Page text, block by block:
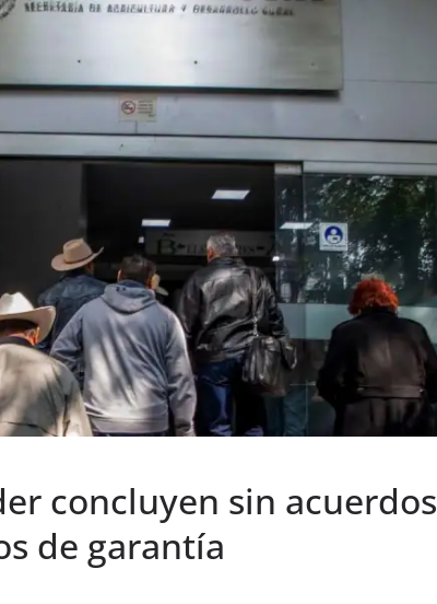
concluyen sin acuerdos
de garantía